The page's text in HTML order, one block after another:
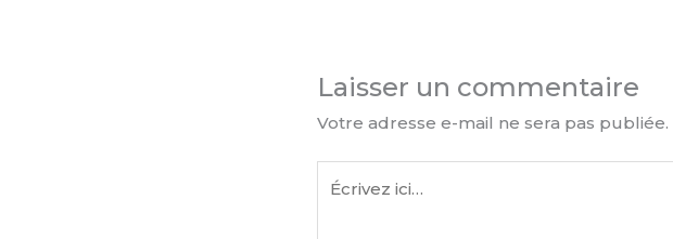
Laisser un commentaire
Votre adresse e-mail ne sera pas publiée.
Écrivez